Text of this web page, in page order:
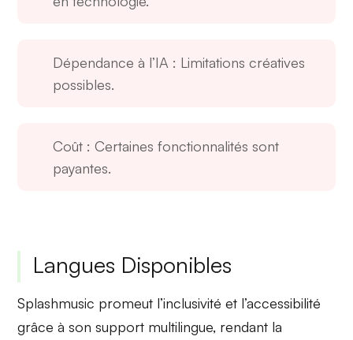
Dépendance à l’IA : Limitations créatives
possibles.
Coût : Certaines fonctionnalités sont
payantes.
Langues Disponibles
Splashmusic promeut l’inclusivité et l’accessibilité
grâce à son support multilingue, rendant la